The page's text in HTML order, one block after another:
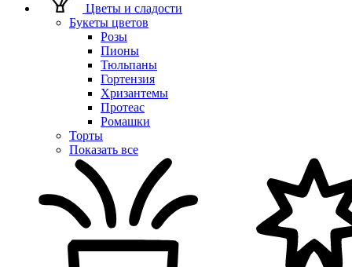
Цветы и сладости
Букеты цветов
Розы
Пионы
Тюльпаны
Гортензия
Хризантемы
Протеас
Ромашки
Торты
Показать все